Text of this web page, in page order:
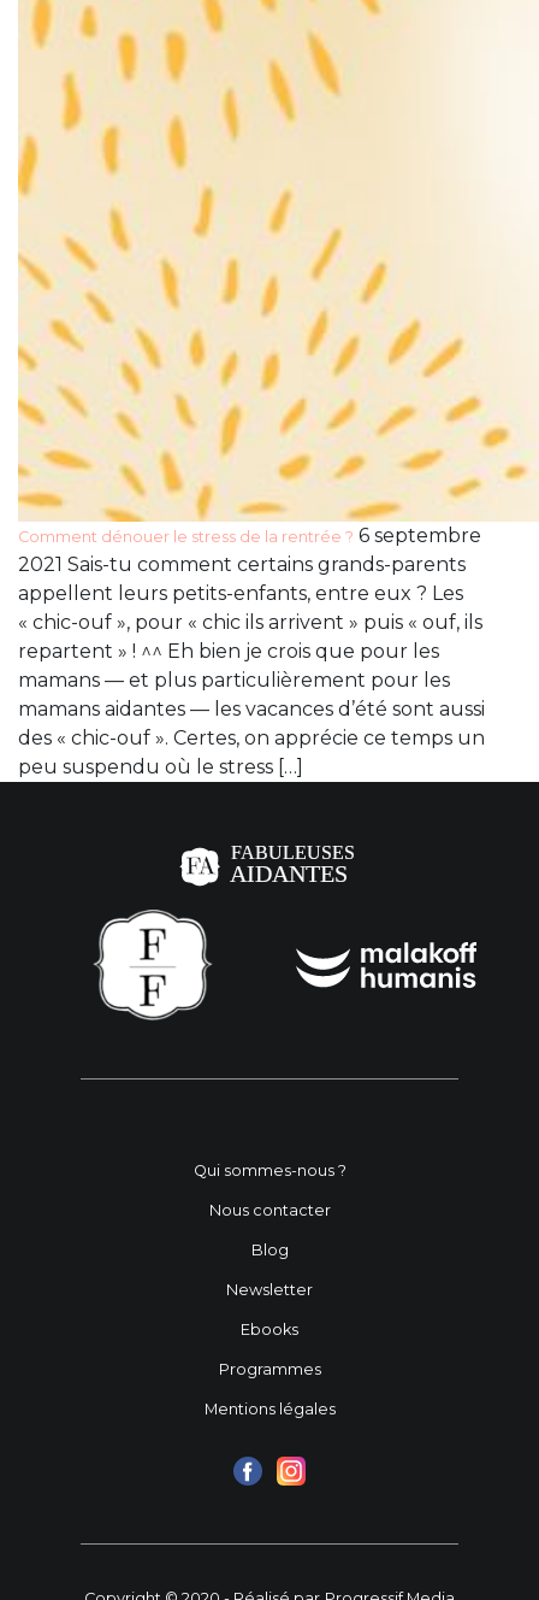
Comment dénouer le stress de la rentrée ? 6 septembre
2021 Sais-tu comment certains grands-parents
appellent leurs petits-enfants, entre eux ? Les
« chic-ouf », pour « chic ils arrivent » puis « ouf, ils
repartent » ! ^^ Eh bien je crois que pour les
mamans — et plus particulièrement pour les
mamans aidantes — les vacances d’été sont aussi
des « chic-ouf ». Certes, on apprécie ce temps un
peu suspendu où le stress […]
Qui sommes-nous ?
Nous contacter
Blog
Newsletter
Ebooks
Programmes
Mentions légales